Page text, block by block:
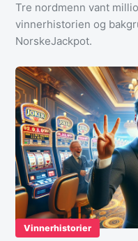
Tre nordmenn vant
vinnerhistorien og
NorskeJackpot.
Vinnerhistorier